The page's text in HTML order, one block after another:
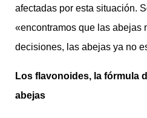
afectadas por esta situación.
«encontramos que las abejas
decisiones, las abejas ya no
Los flavonoides, la fórmula
abejas